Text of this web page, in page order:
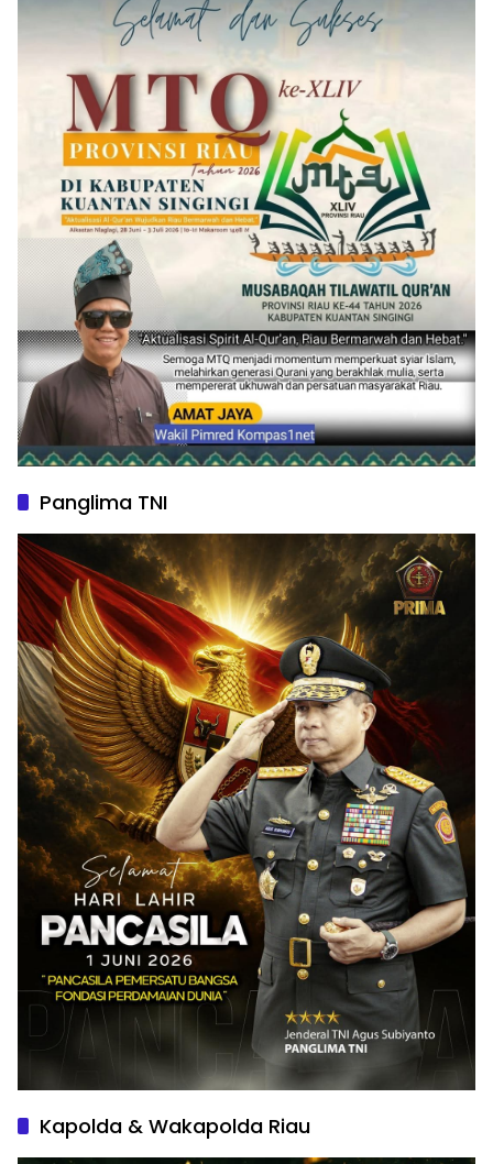
Panglima TNI
Kapolda & Wakapolda Riau